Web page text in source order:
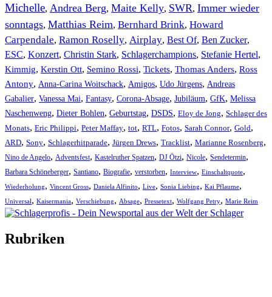
Michelle, Andrea Berg, Maite Kelly, SWR, Immer wieder
sonntags, Matthias Reim, Bernhard Brink, Howard
Carpendale, Ramon Roselly, Airplay, Best Of, Ben Zucker,
ESC, Konzert, Christin Stark, Schlagerchampions, Stefanie Hertel,
Kimmig, Kerstin Ott, Semino Rossi, Tickets, Thomas Anders, Ross
Antony, Anna-Carina Woitschack, Amigos, Udo Jürgens, Andreas
Gabalier, Vanessa Mai, Fantasy, Corona-Absage, Jubiläum, GfK, Melissa
Naschenweng, Dieter Bohlen, Geburtstag, DSDS, Eloy de Jong, Schlager des
Monats, Eric Philippi, Peter Maffay, tot, RTL, Fotos, Sarah Connor, Gold,
ARD, Sony, Schlagerhitparade, Jürgen Drews, Tracklist, Marianne Rosenberg,
Nino de Angelo, Adventsfest, Kastelruther Spatzen, DJ Ötzi, Nicole, Sendetermin,
Barbara Schöneberger, Santiano, Biografie, verstorben, Interview, Einschaltquote,
Wiederholung, Vincent Gross, Daniela Alfinito, Live, Sonia Liebing, Kai Pflaume,
Universal, Kaisermania, Verschiebung, Absage, Pressetext, Wolfgang Petry, Marie Reim
Rubriken